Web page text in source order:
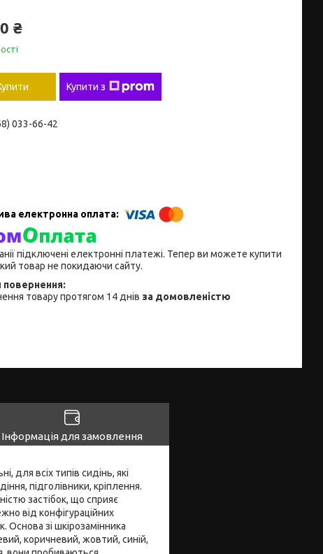
₴
Купити з
033-66-42
підключені електронні платежі. Тепер ви можете купити
товар не покидаючи сайту.
товару протягом 14 днів за домовленістю
Інформація для замовлення
для всіх типів сидінь, які
підголівники, кріплення.
застібок, що сприяє
від конфігураційних
Основа зі шкірозамінника
коричневий, жовтий, синій,